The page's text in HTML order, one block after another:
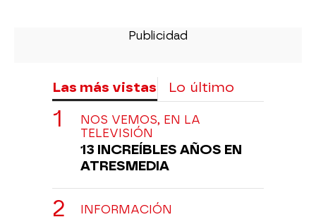
Las más vistas Lo último
NOS VEMOS, EN LA
TELEVISIÓN
13 INCREÍBLES AÑOS EN
ATRESMEDIA
INFORMACIÓN